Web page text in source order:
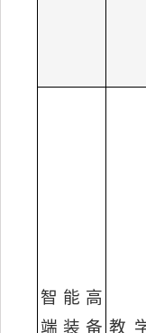
智能高
端装备 教